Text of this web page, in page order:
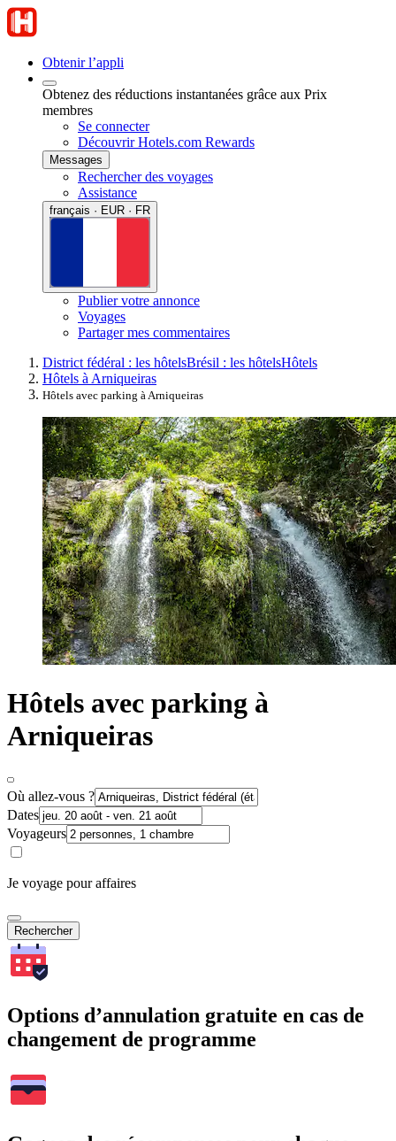
Obtenir l’appli
Obtenez des réductions instantanées grâce aux Prix
membres
Se connecter
Découvrir Hotels.com Rewards
Messages
Rechercher des voyages
Assistance
français · EUR · FR
Publier votre annonce
Voyages
Partager mes commentaires
District fédéral : les hôtelsBrésil : les hôtelsHôtels
Hôtels à Arniqueiras
Hôtels avec parking à Arniqueiras
Hôtels avec parking à
Arniqueiras
Où allez-vous ?
Dates
Voyageurs
Je voyage pour affaires
Rechercher
Options d’annulation gratuite en cas de
changement de programme